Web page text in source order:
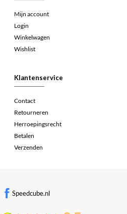
Mijn account
Login
Winkelwagen
Wishlist
Klantenservice
Contact
Retourneren
Herroepingsrecht
Betalen
Verzenden
Speedcube.nl